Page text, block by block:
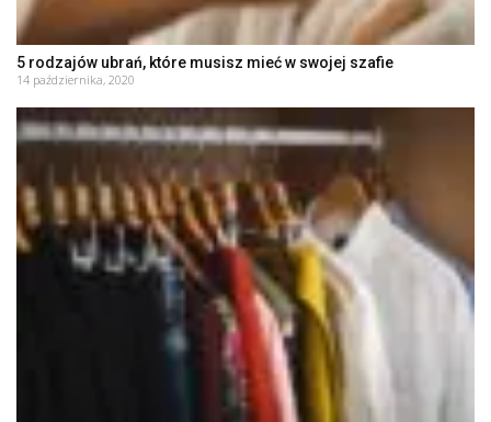
5 rodzajów ubrań, które musisz mieć w swojej szafie
14 października, 2020